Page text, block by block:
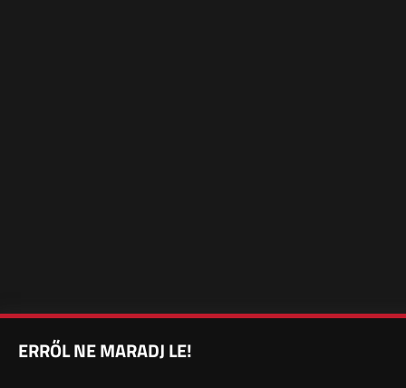
ERRŐL NE MARADJ LE!